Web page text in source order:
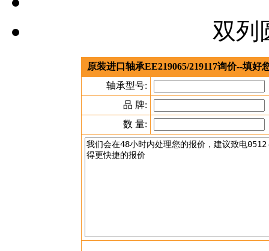
双列
原装进口轴承EE219065/219117询价--填
轴承型号:
品 牌:
数 量: